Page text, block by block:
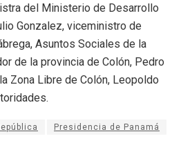
del Ministerio de Desarrollo
Gonzalez, viceministro de
Asuntos Sociales de la
de la provincia de Colón, Pedro
Zona Libre de Colón, Leopoldo
Presidencia de Panamá